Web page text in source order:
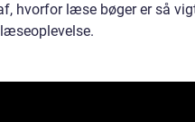
hvorfor læse bøger er så